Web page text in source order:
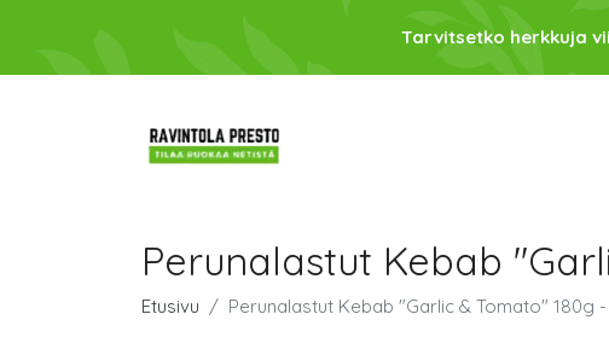
Tarvitsetko herkkuja
Perunalastut Kebab
Etusivu Perunalastut Kebab "Garlic & Tomato" 180g -